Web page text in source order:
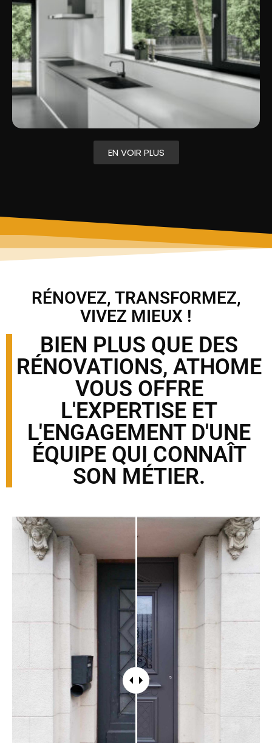
EN VOIR PLUS
RÉNOVEZ, TRANSFORMEZ,
VIVEZ MIEUX !
BIEN PLUS QUE DES
RÉNOVATIONS, ATHOME
VOUS OFFRE
L'EXPERTISE ET
L'ENGAGEMENT D'UNE
ÉQUIPE QUI CONNAÎT
SON MÉTIER.